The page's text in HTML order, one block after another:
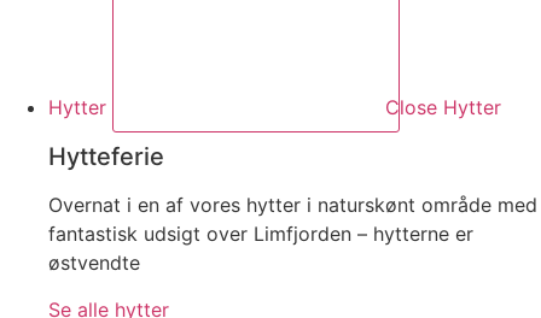
Hytter Close Hytter
Hytteferie
Overnat i en af vores hytter i naturskønt område med
fantastisk udsigt over Limfjorden – hytterne er
østvendte
Se alle hytter